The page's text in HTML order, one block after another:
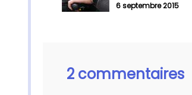
6 septembre 2015
2 commentaires